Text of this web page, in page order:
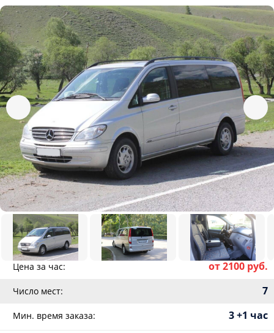
Цена за час: от 2100 руб.
Число мест: 7
Мин. время заказа: 3 +1 час